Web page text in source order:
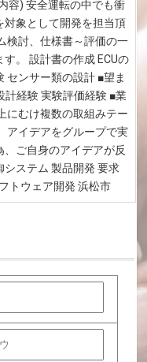
容) 安全運転の中でも衝
対象として開発を担当頂
検討、仕様書～評価の一
。 設計書の作成 ECUの
センサー類の設計 ■望ま
計経験 実験評価経験 ■業
にむけ複数の取組みテー
アイデアをグループで実
、ご自身のアイデアが反
システム 製品開発 要求
トウェア開発 浜松市